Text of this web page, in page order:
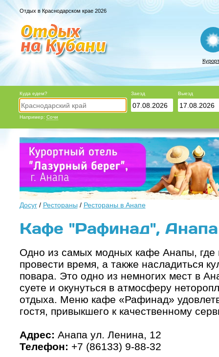
Отдых в Краснодарском крае 2026
Куда едем?
Например: Сочи
Заезд Выезд
Досуг/ Рестораны / Рестораны в Анапе
Кафе "Рафинад", Анапа
Одно из самых модных кафе Анапы,
провести время, а также насладиться
повара. Это одно из немногих мест в
суете и окунуться в атмосферу
отдыха. Меню кафе «Рафинад»
гостя, привыкшего к качественному
Адрес: Анапа ул. Ленина, 12
Телефон: +7 (86133) 9-88-32